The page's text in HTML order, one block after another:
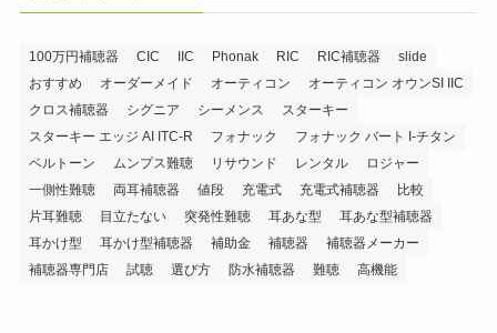
100万円補聴器 CIC IIC Phonak RIC RIC補聴器
slide
おすすめ
オーダーメイド オーティコン
オーティコン オウンSI IIC
クロス補聴器
シグニア シーメンス
スターキー
スターキー エッジ AI ITC-R
フォナック
フォナック バート I-チタン
ベルトーン
ムンプス難聴 リサウンド レンタル
ロジャー
一側性難聴
両耳補聴器 値段 充電式 充電式補聴器
比較
片耳難聴
目立たない 突発性難聴 耳あな型
耳あな型補聴器
耳かけ型
耳かけ型補聴器 補助金 補聴器
補聴器メーカー
補聴器専門店
試聴 選び方 防水補聴器 難聴 高機能